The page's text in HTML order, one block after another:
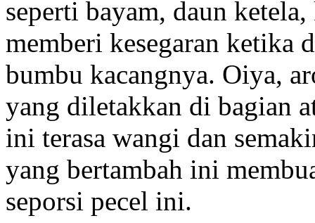
seperti bayam, daun
memberi kesegaran ketika
bumbu kacangnya. Oiya,
yang diletakkan di bagian
ini terasa wangi dan
yang bertambah ini
seporsi pecel ini.